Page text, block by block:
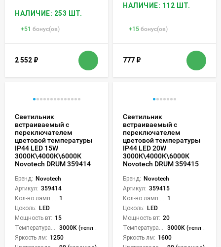
НАЛИЧИЕ: 253 ШТ.
+51 бонус(ов)
2 552 ₽
НАЛИЧИЕ: 112 ШТ.
+15 бонус(ов)
777 ₽
Светильник
встраиваемый с
переключателем
цветовой температуры
IP44 LED 15W
3000К\4000К\6000К
Novotech DRUM 359414
Бренд: Novotech
Артикул: 359414
1
Цоколь: LED
Мощность вт: 15
3000K (теплый), 4000K (нейтральный), 6000K (холодный), CCT механическое переключение
Яркость лм: 1250
Светильник
встраиваемый с
переключателем
цветовой температуры
IP44 LED 20W
3000К\4000К\6000К
Novotech DRUM 359415
Бренд: Novotech
Артикул: 359415
1
Цоколь: LED
Мощность вт: 20
3000K (теплый), 4000K (нейтральный), 6000K (холодный), CCT механическое переключение
Яркость лм: 1600